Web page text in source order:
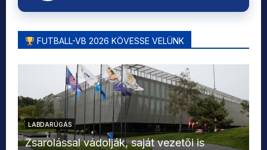
FUTBALL-VB 2026 KÖVESSE VELÜNK
LABDARÚGÁS
Zsarolással vádolják, saját vezetői is